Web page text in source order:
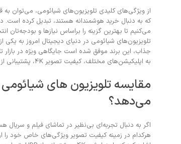
از ویژگی‌های کلیدی تلویزیون‌های شیائومی، می‌توان به
که به دنبال خرید هوشمندانه هستند، تبدیل کرده است.
می‌کنیم تا بهترین گزینه را براساس نیازها و بودجه‌تان
تلویزیون‌های شیائومی در دنیای دیجیتال امروز به یکی
جذاب، این برند موفق شده است جایگاهی ویژه در
به اپلیکیشن‌های مختلف، کیفیت تصویر 4K، پشتیبانی از HDR و سیستم صوتی قدرتمند را ارائه دهد، تلویزیون‌های شیائومی می‌توانند گزینه‌ای ایده‌آل برای شما باشند.
مقایسه تلویزیون های
می‌دهد؟
اگر به دنبال تجربه‌ای بی‌نظیر در تماشای فیلم و
هرکدام در زمینه کیفیت تصویر ویژگی‌های خاص خود را